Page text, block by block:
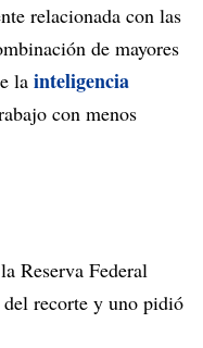
relacionada con las
de mayores
la inteligencia
con menos
Reserva Federal
recorte y uno pidió